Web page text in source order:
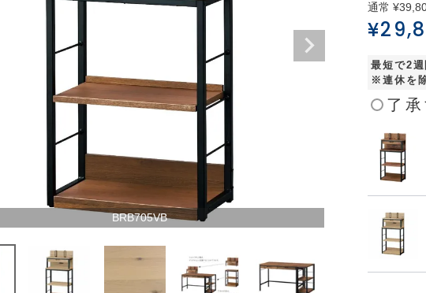
BRB705VB
通常 ¥
¥
最短で2週
※連休を
了